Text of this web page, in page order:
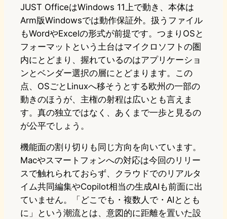
JUST OfficeはWindows 11上で動き、本体は
Arm版Windowsでは動作保証外。扱うファイル
もWordやExcelの形式が前提です。つまりOSと
フォーマットという土台はマイクロソフトの圏
内にとどまり、握れているのはアプリケーショ
ンとベンダー選択の層にとどまります。この
点、OSごとLinuxへ移そうとする欧州の一部の
動きのほうが、主権の射程は広いとも言えま
す。真の独立ではなく、あくまで一歩と見るの
が公平でしょう。
機能面の割り切りも同じ方向を向いています。
Macやスマートフォンへの対応は今回のリリー
スで触れられておらず、クラウドでのリアルタ
イム共同編集やCopilot相当の生成AIも前面に出
ていません。「どこでも・複数人で・AIととも
に」という潮流とは、意図的に距離を置いた設